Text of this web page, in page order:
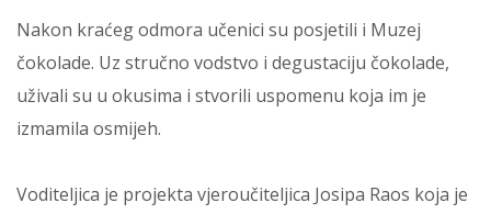
Nakon kraćeg odmora učenici su posjetili i Muzej
čokolade. Uz stručno vodstvo i degustaciju čokolade,
uživali su u okusima i stvorili uspomenu koja im je
izmamila osmijeh.
Voditeljica je projekta vjeroučiteljica Josipa Raos koja je